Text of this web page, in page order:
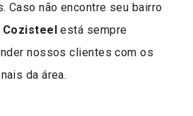
Caso não encontre seu bairro
Cozisteel está sempre
nossos clientes com os
da área.